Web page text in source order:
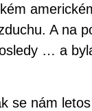
A na
… a
se nám